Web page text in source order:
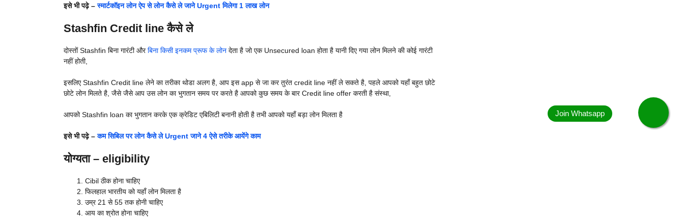
इसे भी पढ़े –स्मार्टकॉइन लोन ऐप से लोन कैसे ले जाने Urgent मिलेगा 1 लाख लोन
Stashfin Credit line कैसे ले
दोस्तों Stashfin बिना गारंटी औरबिना किसी इनकम प्रूफ के लोनदेता है जो एक Unsecured loan होता है यानी दिए गया लोन मिलने की कोई गारंटी
नहीं होती,
इसलिए Stashfin Credit line लेने का तरीका थोडा अलग है, आप इस app से जा कर तुरंत credit line नहीं ले सकते है, पहले आपको यहाँ बहुत छोटे
छोटे लोन मिलते है, जैसे जैसे आप उस लोन का भुगतान समय पर करते है आपको कुछ समय के बार Credit line offer करती है संस्था,
आपको Stashfin loan का भुगतान करके एक क्रेडिट एबिलिटी बनानी होती है तभी आपको यहाँ बड़ा लोन मिलता है
इसे भी पढ़े –कम सिबिल पर लोन कैसे ले Urgent जाने 4 ऐसे तरीके आयेंगे काम
योग्यता – eligibility
Cibil ठीक होना चाहिए
फिलहाल भारतीय को यहाँ लोन मिलता है
उम्र 21 से 55 तक होनी चाहिए
आय का श्रोत होना चाहिए